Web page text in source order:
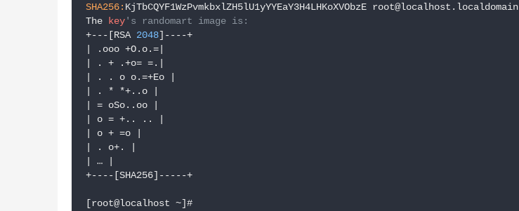
SHA256: KjTbCQYF1WzPvmkbxlZH5lU1yYYEaY3H4LHKoXVObzE root@localhost.localdomain
The key's randomart image is:
+---[RSA 2048]----+
| .ooo +O.o.=|
| . + .+o= =.|
| . . o o.=+Eo |
| . * *+..o |
| = oSo..oo |
| o = +.. .. |
| o + =o |
| . o+. |
| … |
+----[SHA256]-----+
[root@localhost ~]#